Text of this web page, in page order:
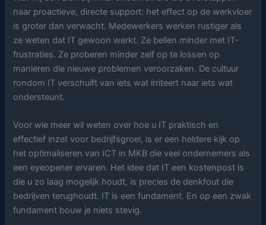
naar proactieve, directe support: het effect op de werkvloer
is groter dan verwacht. Medewerkers werken rustiger als
ze weten dat IT gewoon werkt. Ze bellen minder met IT-
frustraties. Ze proberen minder zelf op te lossen op
manieren die nieuwe problemen veroorzaken. De cultuur
rondom IT verschuift van iets wat irriteert naar iets wat
ondersteunt.
Voor wie meer wil weten over hoe u IT praktisch en
effectief inzet voor bedrijfsgroei, is er een heldere kijk op
het optimaliseren van ICT in MKB die veel ondernemers als
een eyeopener ervaren. Het idee dat IT een kostenpost is
die u zo laag mogelijk houdt, is precies de denkfout die
bedrijven terughoudt. IT is een fundament. En op een zwak
fundament bouw je niets stevig.